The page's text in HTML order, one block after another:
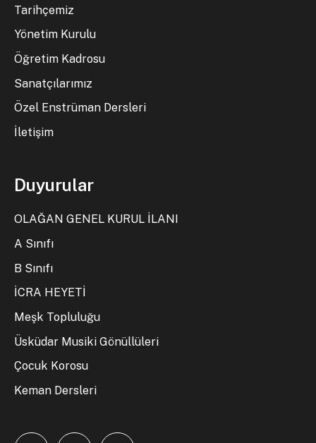
Tarihçemiz
Yönetim Kurulu
Öğretim Kadrosu
Sanatçılarımız
Özel Enstrüman Dersleri
İletişim
Duyurular
OLAĞAN GENEL KURUL İLANI
A Sınıfı
B Sınıfı
İCRA HEYETİ
Meşk Topluluğu
Üsküdar Musiki Gönüllüleri
Çocuk Korosu
Keman Dersleri